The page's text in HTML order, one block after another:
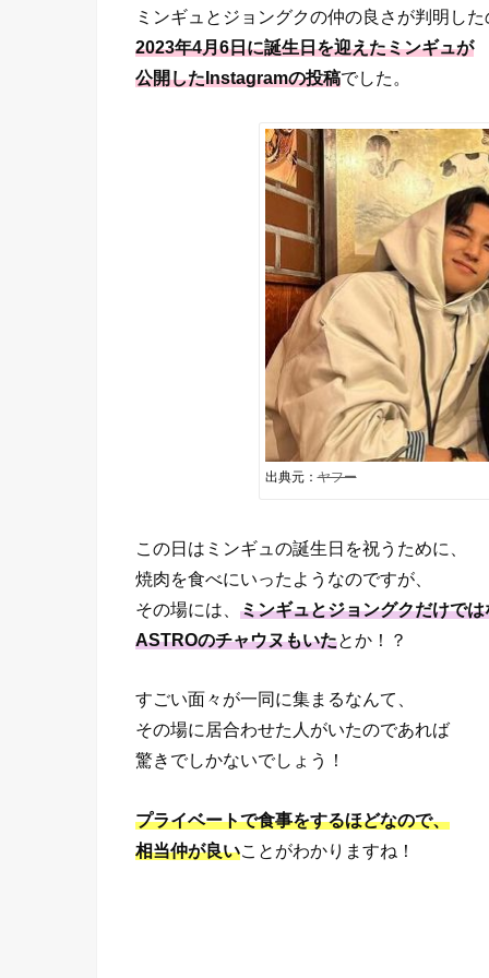
ミンギュとジョングクの仲の良さが判明し
2023年4月6日に誕生日を迎えたミンギュが
公開したInstagramの投稿でした。
出典元：ヤフー
この日はミンギュの誕生日を祝うために、
焼肉を食べにいったようなのですが、
その場には、 ミンギュとジョングクだけでは
ASTROのチャウヌもいたとか！？
すごい面々が一同に集まるなんて、
その場に居合わせた人がいたのであれば
驚きでしかないでしょう！
プライベートで食事をするほどなので、
相当仲が良いことがわかりますね！